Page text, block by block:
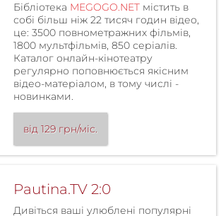
Бібліотека MEGOGO.NET містить в
собі більш ніж 22 тисяч годин відео,
це: 3500 повнометражних фільмів,
1800 мультфільмів, 850 серіалів.
Каталог онлайн-кінотеатру
регулярно поповнюється якісним
відео-матеріалом, в тому числі -
новинками.
від 129 грн/міс.
Pautina.TV 2:0
Дивіться ваші улюблені популярні